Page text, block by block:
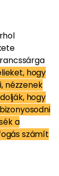
hogy
nézzenek
hogy
a
számít